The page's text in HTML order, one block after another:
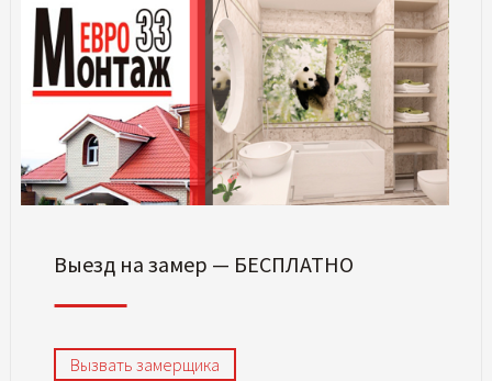
Выезд на замер — БЕСПЛАТНО
Вызвать замерщика